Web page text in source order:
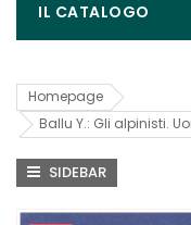
IL CATALOGO
Homepage
Ballu Y.: Gli alpinisti.
SIDEBAR